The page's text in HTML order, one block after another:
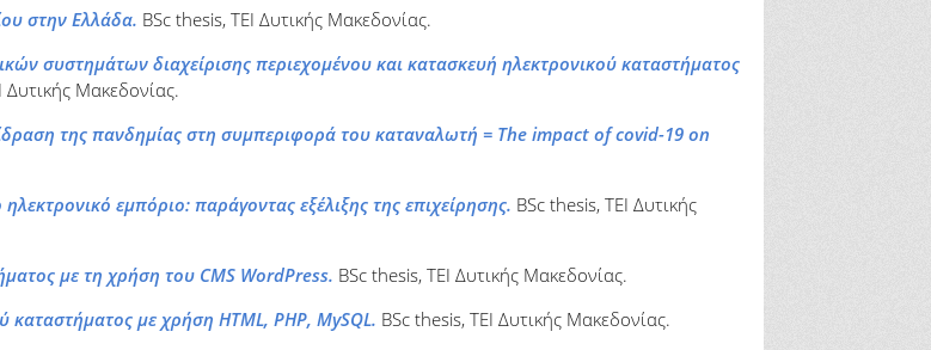
στην Ελλάδα. BSc thesis, ΤΕΙ Δυτικής Μακεδονίας.
συστημάτων διαχείρισης περιεχομένου και κατασκευή ηλεκτρονικού καταστήματος
Δυτικής Μακεδονίας.
της πανδημίας στη συμπεριφορά του καταναλωτή = The impact of covid-19 on
ηλεκτρονικό εμπόριο: παράγοντας εξέλιξης της επιχείρησης. BSc thesis, ΤΕΙ Δυτικής
με τη χρήση του CMS WordPress. BSc thesis, ΤΕΙ Δυτικής Μακεδονίας.
καταστήματος με χρήση HTML, PHP, MySQL. BSc thesis, ΤΕΙ Δυτικής Μακεδονίας.